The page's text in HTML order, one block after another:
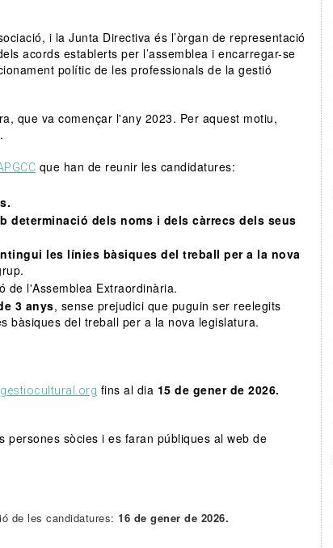
i la Junta Directiva és l’òrgan de representació
acords establerts per l’assemblea i encarregar-se
polític de les professionals de la gestió
que va començar l'any 2023. Per aquest motiu,
que han de reunir les candidatures:
determinació dels noms i dels càrrecs dels seus
les línies bàsiques del treball per a la nova
de l'Assemblea Extraordinària.
3 anys, sense prejudici que puguin ser reelegits
bàsiques del treball per a la nova legislatura.
fins al dia 15 de gener de 2026.
sòcies i es faran públiques al web de
de les candidatures: 16 de gener de 2026.